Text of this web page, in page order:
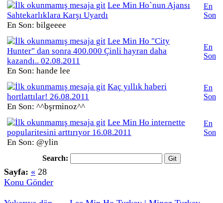
Lee Min Ho`nun Ajansı
Sahtekarlıklara Karşı Uyardı
En Son: bilgeeee
En
Son
Lee Min Ho "City
Hunter" dan sonra 400.000 Çinli hayran daha
kazandı.. 02.08.2011
En Son: hande lee
En
Son
Kaç yıllık haberi
hortlattılar! 26.08.2011
En Son: ^^bşrminoz^^
En
Son
Lee Min Ho internette
popularitesini arttırıyor 16.08.2011
En Son: @ylin
En
Son
Search:
Sayfa: « 28
Konu Gönder